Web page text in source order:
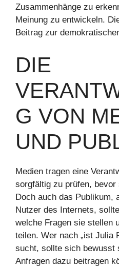
Zusammenhänge zu
Meinung zu entwickeln.
Beitrag zur
DIE
G VON
UND
Medien tragen eine
sorgfältig zu prüfen,
Doch auch das Publikum,
Nutzer des Internets,
welche Fragen sie stellen
teilen. Wer nach „ist Julia
sucht, sollte sich bewusst
Anfragen dazu beitragen